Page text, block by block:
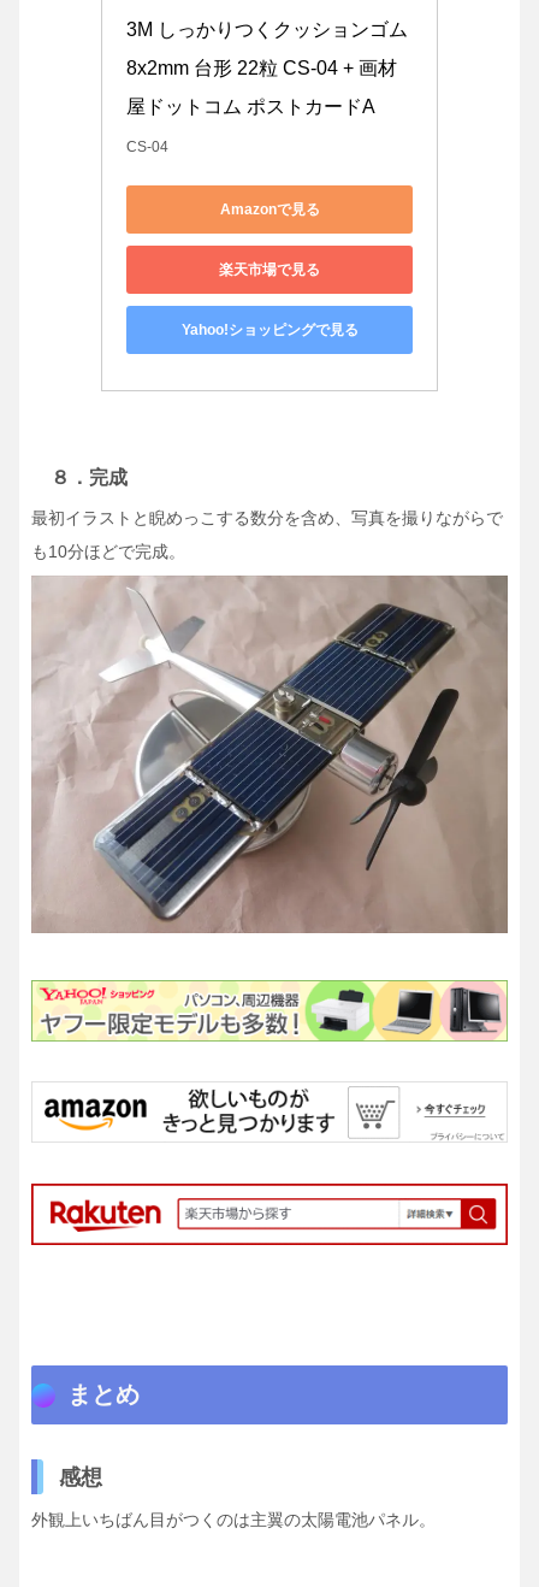
3M しっかりつくクッションゴム
8x2mm 台形 22粒 CS-04 + 画材
屋ドットコム ポストカードA
CS-04
Amazonで見る
楽天市場で見る
Yahoo!ショッピングで見る
８．完成
最初イラストと睨めっこする数分を含め、写真を撮りながらで
も10分ほどで完成。
まとめ
感想
外観上いちばん目がつくのは主翼の太陽電池パネル。